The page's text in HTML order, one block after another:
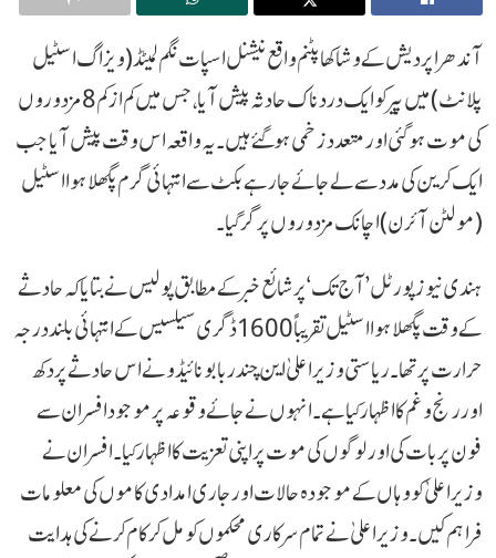
آندھرا پردیش کے وشاکھا پٹنم واقع نیشنل اسپات نگم لمیٹڈ (ویزاگ اسٹیل
پلانٹ) میں پیر کو ایک دردناک حادثہ پیش آیا، جس میں کم از کم 8 مزدوروں
کی موت ہو گئی اور متعدد زخمی ہو گئے ہیں۔ یہ واقعہ اس وقت پیش آیا جب
ایک کرین کی مدد سے لے جائے جا رہے بکٹ سے انتہائی گرم پگھلا ہوا اسٹیل
(مولٹن آئرن) اچانک مزدوروں پر گر گیا۔
ہندی نیوز پورٹل ’آج تک‘ پر شائع خبر کے مطابق پولیس نے بتایا کہ حادثے
کے وقت پگھلا ہوا اسٹیل تقریباً 1600 ڈگری سیلسیس کے انتہائی بلند درجہ
حرارت پر تھا۔ ریاستی وزیر اعلیٰ این چندربابو نائیڈو نے اس حادثے پر دکھ
اور رنج و غم کا اظہار کیا ہے۔ انہوں نے جائے وقوعہ پر موجود افسران سے
فون پر بات کی اور لوگوں کی موت پر اپنی تعزیت کا اظہار کیا۔ افسران نے
وزیر اعلیٰ کو وہاں کے موجودہ حالات اور جاری امدادی کاموں کی معلومات
فراہم کیں۔ وزیر اعلیٰ نے تمام سرکاری محکموں کو مل کر کام کرنے کی ہدایت